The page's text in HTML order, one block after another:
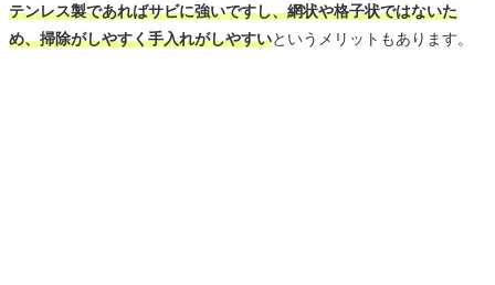
テンレス製であればサビに強いですし、網状や格子状ではないた
め、掃除がしやすく手入れがしやすいというメリットもあります。